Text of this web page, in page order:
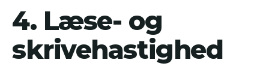
4. Læse- og
skrivehastighed